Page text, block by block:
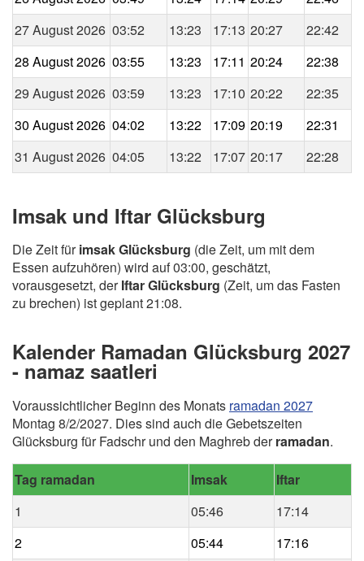
27 August 2026 03:52 13:23 17:13 20:27
22:42
28 August 2026 03:55 13:23 17:11 20:24
22:38
29 August 2026 03:59 13:23 17:10 20:22
22:35
30 August 2026 04:02 13:22 17:09 20:19
22:31
31 August 2026 04:05 13:22 17:07 20:17 22:28
Imsak und Iftar Glücksburg
Die Zeit fürimsak Glücksburg (die Zeit, um mit dem
Essen aufzuhören) wird auf 03:00, geschätzt,
vorausgesetzt, derIftar Glücksburg (Zeit, um das Fasten
zu brechen) ist geplant 21:08.
Kalender Ramadan Glücksburg 2027
- namaz saatleri
Voraussichtlicher Beginn des Monats ramadan 2027
Montag 8/2/2027. Dies sind auch die Gebetszeiten
Glücksburg für Fadschr und den Maghreb derramadan.
Tag ramadan Imsak
Iftar
1
05:46
17:14
2
05:44
17:16